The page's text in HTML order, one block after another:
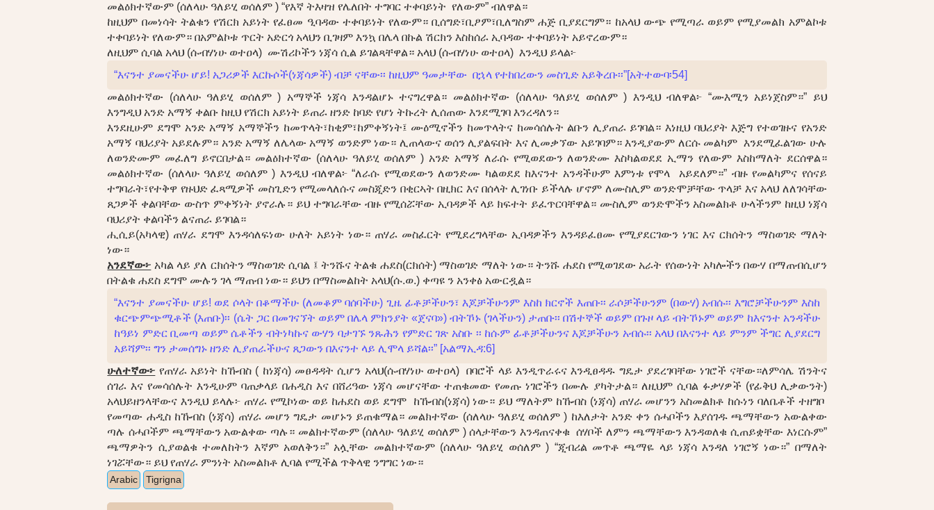
መልዕክተኛውም (ሰለላሁ ዓለይሂ ወሰለም ) “የእኛ ትእዛዝ የሌለበት ተግባር ተቀባይነት የለውም” ብለዋል።
ከዚህም በመነሳት ትልቁን የሽርክ አይነት የፈፀመ ዒባዳው ተቀባይነት የለውም። ቢሰግድ፣ቢፆም፣ቢለግስም ሐጅ ቢያደርግም። ከአላህ ውጭ የሚጣራ ወይም የሚያመልክ አምልኮቱ
ተቀባይነት የለውም። በአምልኮቱ ጥርት አድርጎ አላህን ቢገዛም እንኳ በሌላ በኩል ሽርክን እስከሰራ ኢባዳው ተቀባይነት አይኖረውም።
ለዚህም ሲባል አላህ (ሱብሃነሁ ወተዐላ) ሙሽሪኮችን ነጃሳ ሲል ይገልጻቸዋል። አላህ (ሱብሃነሁ ወተዐላ) እንዲህ ይላል፦
“እናንተ ያመናችሁ ሆይ! አጋሪዎች እርኩሶች(ነጃሳዎች) ብቻ ናቸው፡፡ ከዚህም ዓመታቸው በኋላ የተከበረውን መስጊድ አይቅረቡ፡፡”[አትተውባ፡54]
መልዕክተኛው (ሰለላሁ ዓለይሂ ወሰለም ) አማኞች ነጃሳ እንዳልሆኑ ተናግረዋል። መልዕክተኛው (ሰለላሁ ዓለይሂ ወሰለም ) እንዲህ ብለዋል፦ “ሙእሚን አይነጀስም።” ይህ
እንግዲህ አንድ አማኝ ቀልቡ ከዚህ የሽርክ አይነት ይጠራ ዘንድ ከባድ የሆነ ትኩረት ሊሰጠው እንደሚገባ እንረዳለን።
እንደዚሁም ደግሞ አንድ አማኝ አማኞችን ከመጥላት፣ከቂም፣ከምቀኝነት፤ ሙዕሚኖችን ከመጥላትና ከመሳሰሉት ልቡን ሊያጠራ ይገባል። እነዚህ ባህሪያት እጅግ የተወገዙና የአንድ
አማኝ ባህሪያት አይደሉም። አንድ አማኝ ለሌላው አማኝ ወንድም ነው። ሊጠላውና ወሰን ሊያልፍበት እና ሊመቃኘው አይገባም። እንዲያውም ለርሱ መልካም እንደሚፈልገው ሁሉ
ለወንድሙም መፈለግ ይኖርበታል። መልዕክተኛው (ሰለላሁ ዓለይሂ ወሰለም ) አንድ አማኝ ለራሱ የሚወደውን ለወንድሙ እስካልወደደ ኢማን የለውም እስከማለት ደርሰዋል።
መልዕክተኛው (ሰለላሁ ዓለይሂ ወሰለም ) እንዲህ ብለዋል፦ “ለራሱ የሚወደውን ለወንድሙ ካልወደደ ከእናንተ አንዳችሁም እምነቱ የሞላ አይደለም።” ብዙ የመልካምና የሰናይ
ተግባራት፣የተቅዋ የዙህድ ፈጻሚዎች መስጊድን የሚመላለሱና መስጂድን በቂርኣት በዚክር እና በሰላት ሊገነቡ ይችላሉ ሆኖም ለሙስሊም ወንድሞቻቸው ጥላቻ እና አላህ ለለገሳቸው
ጸጋዎች ቀልባቸው ውስጥ ምቀኝነት ያኖራሉ። ይህ ተግባራቸው ብዙ የሚሰሯቸው ኢባዳዎች ላይ ክፍተት ይፈጥርባቸዋል። ሙስሊም ወንድሞችን አስመልክቶ ሁላችንም ከዚህ ነጃሳ
ባህሪያት ቀልባችን ልናጠራ ይገባል።
ሒሲይ(አካላዊ) ጠሃራ ደግሞ እንዳሳለፍነው ሁለት አይነት ነው። ጠሃራ መስፈርት የሚደረግላቸው ኢባዳዎችን እንዳይፈፀሙ የሚያደርገውን ነገር እና ርክሰትን ማስወገድ ማለት
ነው።
አንደኛው፦ አካል ላይ ያለ ርክሰትን ማስወገድ ሲባል ፤ ትንሹና ትልቁ ሐደስ(ርክሰት) ማስወገድ ማለት ነው። ትንሹ ሐደስ የሚወገደው አራት የሰውነት አካሎችን በውሃ በማጠብሲሆን
በትልቁ ሐደስ ደግሞ ሙሉን ገላ ማጠብ ነው። ይህን በማስመልከት አላህ(ሱ.ወ.) ቀጣዩ ን አንቀፅ አውርዷል።
“እናንተ ያመናችሁ ሆይ! ወደ ሶላት በቆማችሁ (ለመቆም ባሰባችሁ) ጊዜ ፊቶቻችሁን፣ እጆቻችሁንም እስከ ክርኖች እጠቡ፡፡ ራሶቻችሁንም (በውሃ) አብሱ፡፡ እግሮቻችሁንም እስከ
ቁርጭምጭሚቶች (እጠቡ)፡፡ (ሴት ጋር በመገናኘት ወይም በሌላ ምክንያት «ጀናባ») ብትኾኑ (ገላችሁን) ታጠቡ፡፡ በሽተኞች ወይም በጉዞ ላይ ብትኾኑም ወይም ከእናንተ አንዳችሁ
ከዓይነ ምድር ቢመጣ ወይም ሴቶችን ብትነካኩና ውሃን ባታገኙ ንጹሕን የምድር ገጽ አስቡ ፡፡ ከሱም ፊቶቻችሁንና እጆቻችሁን አብሱ፡፡ አላህ በእናንተ ላይ ምንም ችግር ሊያደርግ
አይሻም፡፡ ግን ታመሰግኑ ዘንድ ሊያጠራችሁና ጸጋውን በእናንተ ላይ ሊሞላ ይሻል፡፡” [አልማኢዳ:6]
ሁለተኛው፦ የጠሃራ አይነት ከኹብስ ( ከነጃሳ) መፀዳዳት ሲሆን አላህ(ሱብሃነሁ ወተዐላ) በባሮች ላይ እንዲጥራሩና እንዲፀዳዱ ግዴታ ያደረገባቸው ነገሮች ናቸው።ለምሳሌ ሽንትና
ሰገራ እና የመሳሰሉት እንዲሁም ባጠቃላይ በሐዲስ እና በሸሪዓው ነጃሳ መሆናቸው ተጠቁመው የመጡ ነገሮችን በሙሉ ያካትታል። ለዚህም ሲባል ፉቃሃዎች (የፊቅህ ሊቃውንት)
አላህይዘንላቸውና እንዲህ ይላሉ፦ ጠሃራ የሚኮነው ወይ ከሐደስ ወይ ደግሞ ከኹብስ(ነጃሳ) ነው። ይህ ማለትም ከኹብስ (ነጃሳ) ጠሃራ መሆንን አስመልክቶ ከሱነን ባለቤቶች ተዘግቦ
የመጣው ሐዲስ ከኹብስ (ነጃሳ) ጠሃራ መሆን ግዴታ መሆኑን ይጠቁማል። መልክተኛው (ሰለላሁ ዓለይሂ ወሰለም ) ከእለታት አንድ ቀን ሰሓቦችን እያሰገዱ ጫማቸውን አውልቀው
ጣሉ ሰሓቦችም ጫማቸውን አውልቀው ጣሉ። መልክተኛውም (ሰለላሁ ዓለይሂ ወሰለም ) ሰላታቸውን እንዳጠናቀቁ ሰሃቦች ለምን ጫማቸውን እንዳወለቁ ሲጠይቋቸው እነርሱም”
ጫማዎትን ሲያወልቁ ተመለከትን እኛም አወለቅን።” አሏቸው መልክተኛውም (ሰለላሁ ዓለይሂ ወሰለም ) “ጂብሪል መጥቶ ጫማዬ ላይ ነጃሳ እንዳለ ነገሮኝ ነው።” በማለት
ነገሯቸው። ይህ የጠሃራ ምንነት አስመልክቶ ሊባል የሚችል ጥቅላዊ ንግግር ነው።
Arabic Tigrigna